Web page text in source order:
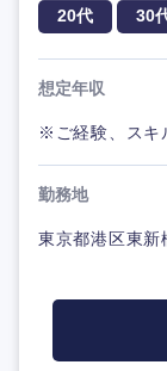
20代 30
想定年収
※ご経験、スキ
勤務地
東京都港区東